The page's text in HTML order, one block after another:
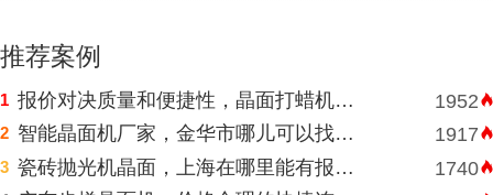
推荐案例
1 报价对决质量和便捷性，晶面打蜡机河南挑选需明智判断 1952
2 智能晶面机厂家，金华市哪儿可以找到价格表合理水磨石晶面机？ 1917
3 瓷砖抛光机晶面，上海在哪里能有报价合理高速晶面机？ 1740